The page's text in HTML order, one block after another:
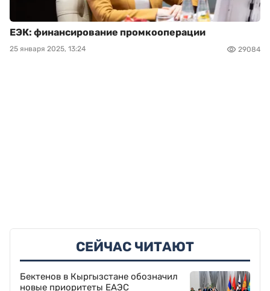
ЕЭК: финансирование промкооперации
25 января 2025, 13:24 29084
СЕЙЧАС ЧИТАЮТ
Бектенов в Кыргызстане обозначил
новые приоритеты ЕАЭС